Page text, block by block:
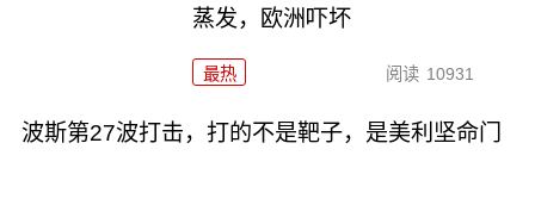
蒸发，欧洲吓坏
最热 阅读 10931
波斯第27波打击，打的不是靶子，是美利坚命门